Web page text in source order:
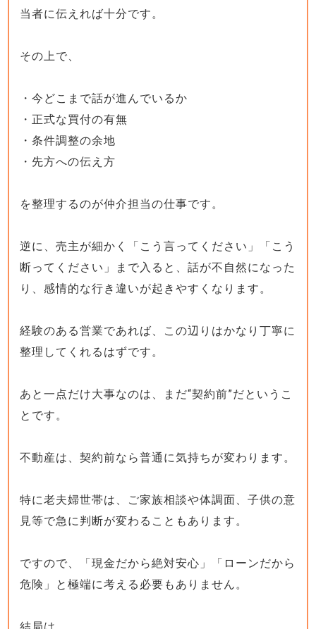
当者に伝えれば十分です。
その上で、
・今どこまで話が進んでいるか
・正式な買付の有無
・条件調整の余地
・先方への伝え方
を整理するのが仲介担当の仕事です。
逆に、売主が細かく「こう言ってください」「こう
断ってください」まで入ると、話が不自然になった
り、感情的な行き違いが起きやすくなります。
経験のある営業であれば、この辺りはかなり丁寧に
整理してくれるはずです。
あと一点だけ大事なのは、まだ“契約前”だというこ
とです。
不動産は、契約前なら普通に気持ちが変わります。
特に老夫婦世帯は、ご家族相談や体調面、子供の意
見等で急に判断が変わることもあります。
ですので、「現金だから絶対安心」「ローンだから
危険」と極端に考える必要もありません。
結局は、